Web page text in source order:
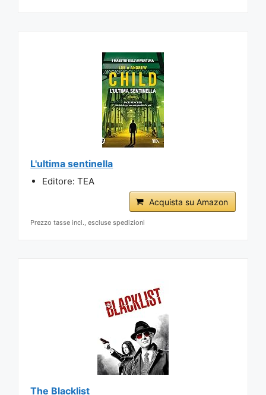
L'ultima sentinella
Editore: TEA
Acquista su Amazon
Prezzo tasse incl., escluse spedizioni
The Blacklist